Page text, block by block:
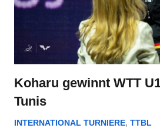
Koharu gewinnt WTT
Tunis
INTERNATIONAL TURNIERE, TTBL